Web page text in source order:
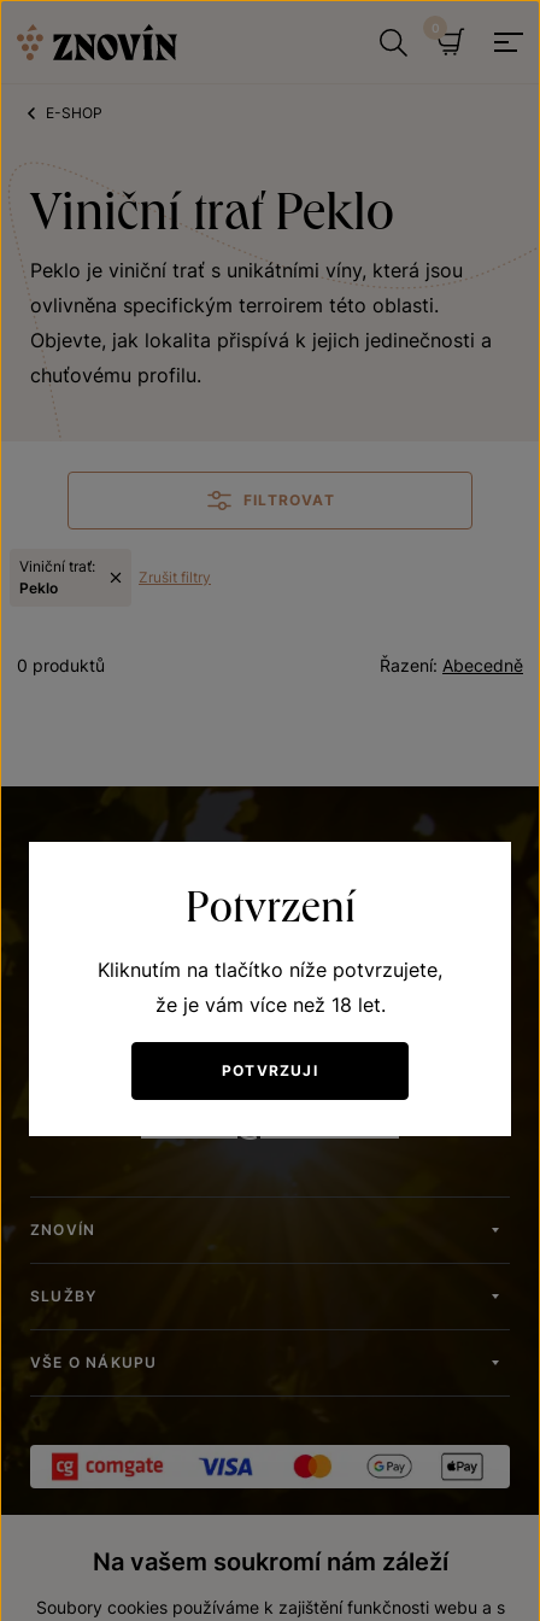
E-SHOP
Viniční trať Peklo
Peklo je viniční trať s unikátními víny, která jsou
ovlivněna specifickým terroirem této oblasti.
Objevte, jak lokalita přispívá k jejich jedinečnosti a
chuťovému profilu.
FILTROVAT
Viniční trať:
Peklo
Zrušit filtry
Abecedně
Řazení:
0 produktů
POTŘEBUJETE PORADIT?
+420 515 266 620
Po – Pá: 7:00 – 15:00
ZNOVÍN
SLUŽBY
VŠE O NÁKUPU
Potvrzení
Kliknutím na tlačítko níže potvrzujete,
že je vám více než 18 let.
POTVRZUJI
Na vašem soukromí nám záleží
Soubory cookies používáme k zajištění funkčnosti webu a s